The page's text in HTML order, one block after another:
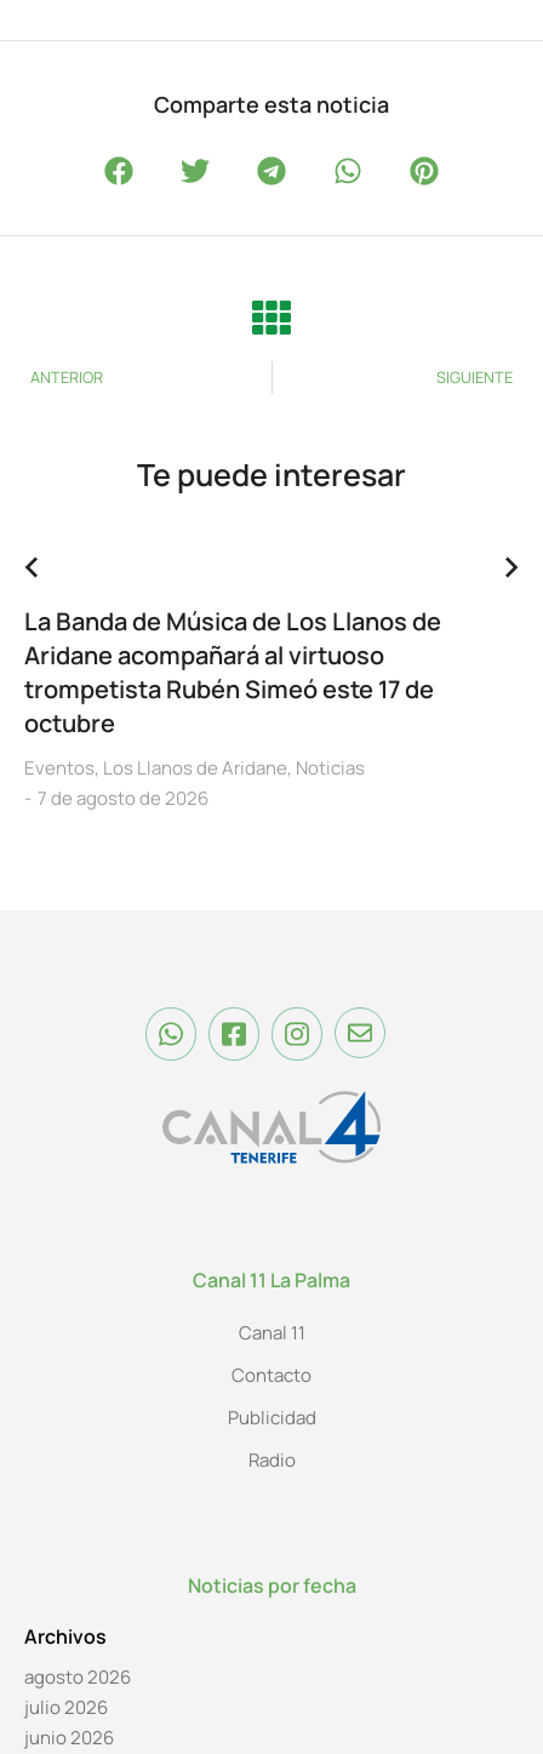
Comparte esta noticia
ANTERIOR SIGUIENTE
Te puede interesar
La Banda de Música de Los Llanos de
Aridane acompañará al virtuoso
trompetista Rubén Simeó este 17 de
octubre
Eventos, Los Llanos de Aridane, Noticias
7 de agosto de 2026
Canal 11 La Palma
Canal 11
Contacto
Publicidad
Radio
Noticias por fecha
Archivos
agosto 2026
julio 2026
junio 2026